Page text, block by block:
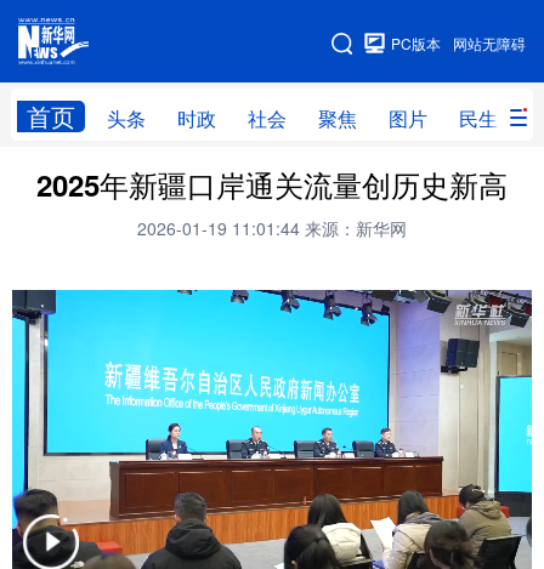
网站无障碍
PC版本
首页 头条 时政 社会 聚焦 图片 民生
网站地图
头条 时政 社会 聚焦
民生 访谈
访惠聚 专题 服务 援疆
光影新疆
人事频道 融媒体联播 廉政频道 新华视角看新疆
地方频道
北京 天津 河北 山西
2025年新疆口岸通关流量创历史新高
2026-01-19 11:01:44 来源：新华网